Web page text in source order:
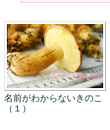
名前がわからないきのこ
（１）
投
稿
ナ
ビ